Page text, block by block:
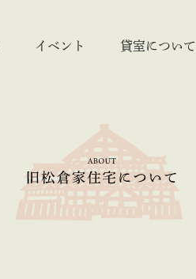
イベント 貸室について